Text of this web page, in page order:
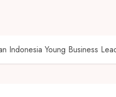
Indonesia Young Business